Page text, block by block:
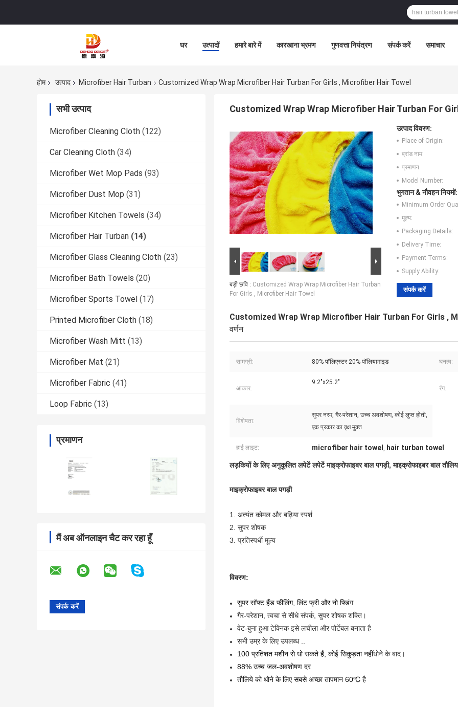
घर उत्पादों हमारे बारे में कारखाना भ्रमण गुणवत्ता नियंत्रण संपर्क करें समाचार
होम उत्पाद Microfiber Hair Turban Customized Wrap Wrap Microfiber Hair Turban For Girls , Microfiber Hair Towel
सभी उत्पाद
Microfiber Cleaning Cloth (122)
Car Cleaning Cloth (34)
Microfiber Wet Mop Pads (93)
Microfiber Dust Mop (31)
Microfiber Kitchen Towels (34)
Microfiber Hair Turban (14)
Microfiber Glass Cleaning Cloth (23)
Microfiber Bath Towels (20)
Microfiber Sports Towel (17)
Printed Microfiber Cloth (18)
Microfiber Wash Mitt (13)
Microfiber Mat (21)
Microfiber Fabric (41)
Loop Fabric (13)
प्रमाणन
मैं अब ऑनलाइन चैट कर रहा हूँ
Customized Wrap Wrap Microfiber Hair Turban For
बड़ी छवि : Customized Wrap Wrap Microfiber Hair Turban
For Girls , Microfiber Hair Towel
उत्पाद विवरण:
Place of Origin:
ब्रांड नाम:
प्रमाणन:
Model Number:
भुगतान & नौवहन नियमों:
Minimum Order
मूल्य:
Packaging Details:
Delivery Time:
Payment Terms:
Supply Ability:
संपर्क करें
Customized Wrap Wrap Microfiber Hair Turban For Girls ,
वर्णन
सामग्री: 80% पॉलिएस्टर 20% पॉलियामाइड घनत्व:
आकार:
9.2"x25.2"
रंग:
विशेषता:
सुपर नरम, गैर-परेशान, उच्च अवशोषण, कोई लुप्त होती,
एक प्रकार का वृक्ष मुक्त
हाई लाइट: microfiber hair towel , hair turban towel
लड़कियों के लिए अनुकूलित लपेटें लपेटें माइक्रोफाइबर बाल पगड़ी, माइक्रोफाइबर बाल
माइक्रोफाइबर बाल पगड़ी
1. अत्यंत कोमल और बढ़िया स्पर्श
2. सुपर शोषक
3. प्रतिस्पर्धी मूल्य
विवरण:
सुपर सॉफ्ट हैंड फीलिंग, लिंट फ्री और नो फ्डिंग
गैर-परेशान, त्वचा से सीधे संपर्क, सुपर शोषक शक्ति।
वेट-बुना हुआ टेक्निक इसे लचीला और पोर्टेबल बनाता है
सभी उम्र के लिए उपलब्ध ..
100 प्रतिशत मशीन से धो सकते हैं, कोई सिकुड़ता नहींधोने के बाद।
88% उच्च जल-अवशोषण दर
तौलिये को धोने के लिए सबसे अच्छा तापमान 60℃ है